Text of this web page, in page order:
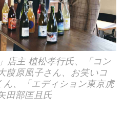
店主 植松孝行氏、「コン
葭原風子さん、お笑いコ
ん、「エディション東京虎
田部匡且氏